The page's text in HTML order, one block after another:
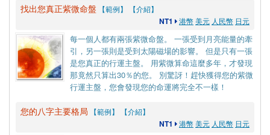
找出您真正紫微命盤 【範例】 【介紹】
NT1 港幣美元 人民幣 日元
每一個人都有兩張紫微命盤。 一張受到月亮能量的牽
引，另一張則是受到太陽磁場的影響。 但是只有一張
是您真正的行運主盤。 用紫微算命這麼多年，才發現
那竟然只算出30％的您。 別驚訝！趕快獲得您的紫微
行運主盤，您會發現您的命運將完全不一樣！
您的八字主要格局 【範例】 【介紹】
NT1 港幣美元 人民幣 日元